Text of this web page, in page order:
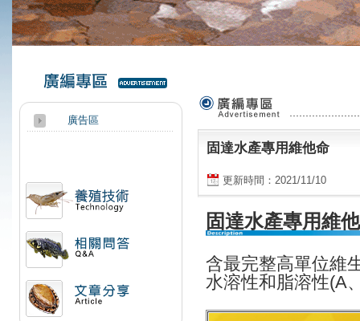
廣編專區
固達水產專用維他命
更新時間：2021/11/10
固達水產專用維
含最完整高單位維
水溶性和脂溶性(A
廣告區
活動訊息
相關問答